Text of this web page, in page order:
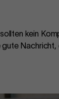
kein
Nachricht,